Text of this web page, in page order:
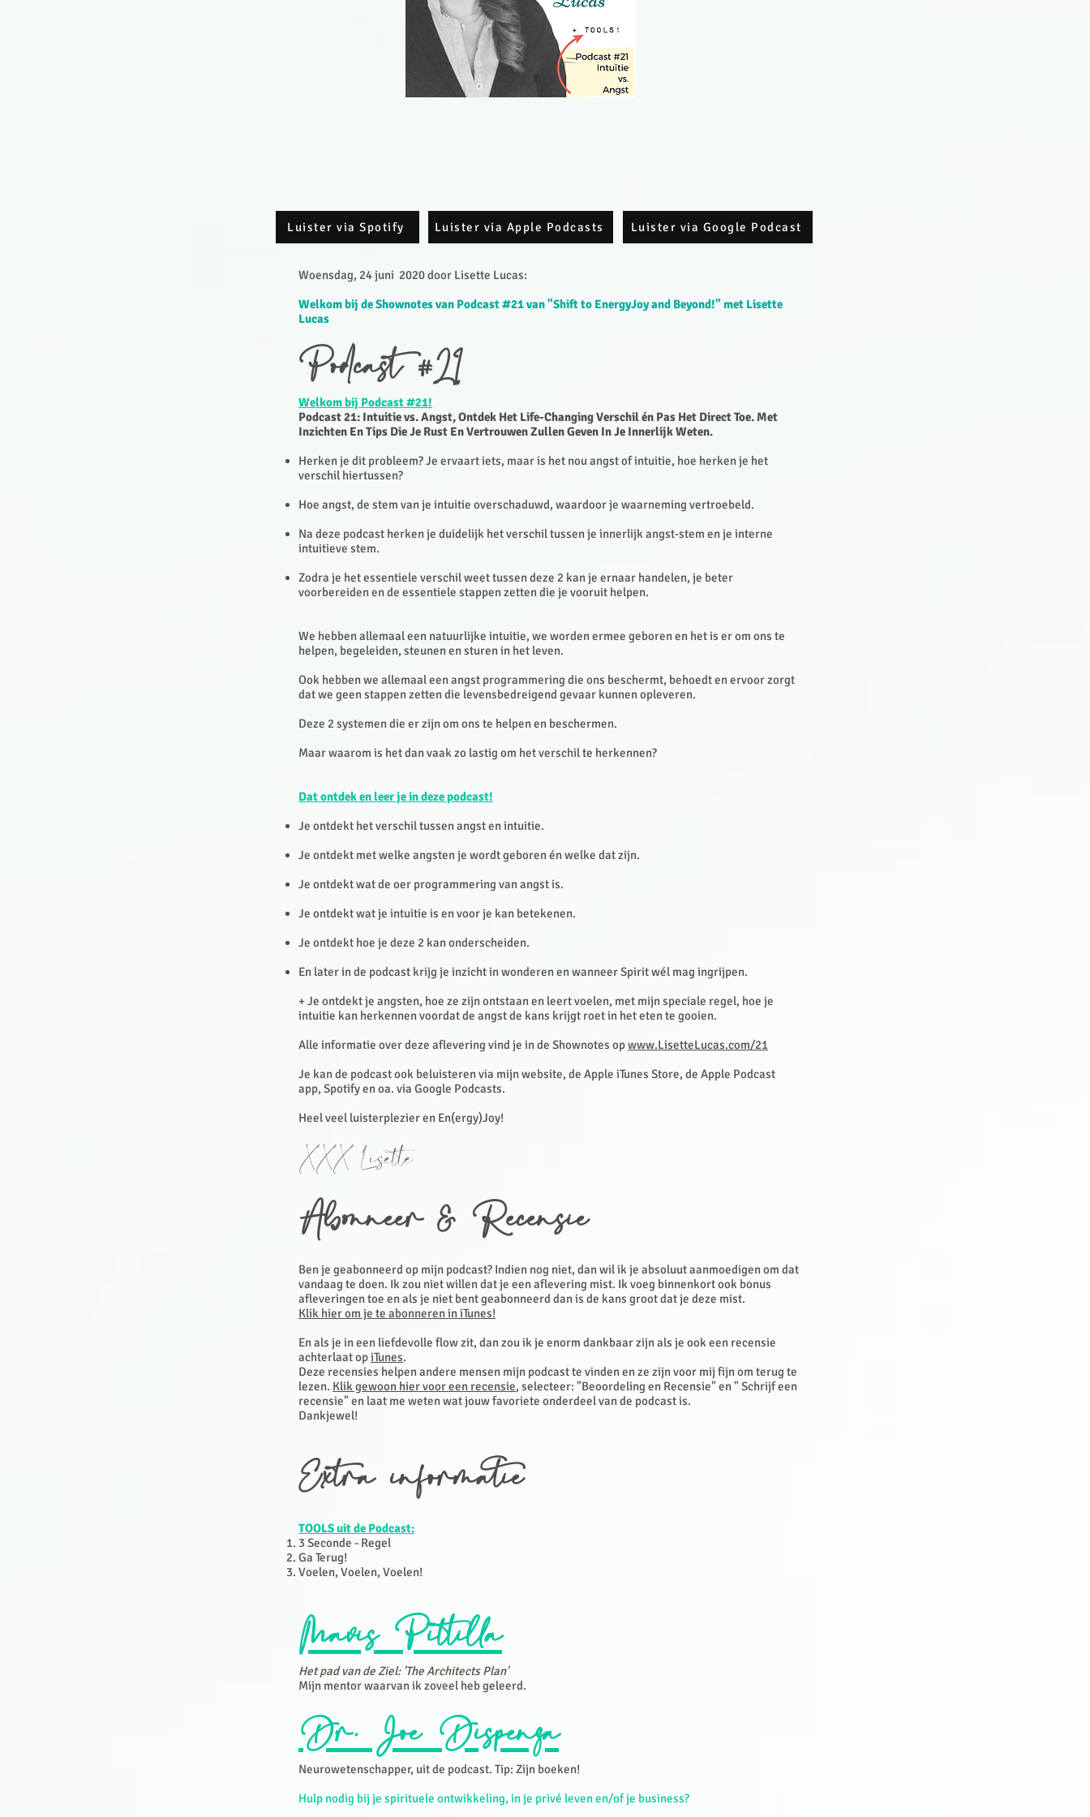
Luister via Spotify Luister via Apple Podcasts Luister via Google Podcast
Woensdag, 24 juni 2020 door Lisette Lucas:
Welkom bij de Shownotes van Podcast #21 van "Shift to EnergyJoy and Beyond!" met Lisette
Lucas
Podcast #21
Welkom bij Podcast #21!
Podcast 21: Intuitie vs. Angst, Ontdek Het Life-Changing Verschil én Pas Het Direct Toe. Met
Inzichten En Tips Die Je Rust En Vertrouwen Zullen Geven In Je Innerlijk Weten.
Herken je dit probleem? Je ervaart iets, maar is het nou angst of intuitie, hoe herken je het
verschil hiertussen?
Hoe angst, de stem van je intuitie overschaduwd, waardoor je waarneming vertroebeld.
Na deze podcast herken je duidelijk het verschil tussen je innerlijk angst-stem en je interne
intuitieve stem.
Zodra je het essentiele verschil weet tussen deze 2 kan je ernaar handelen, je beter
voorbereiden en de essentiele stappen zetten die je vooruit helpen.
We hebben allemaal een natuurlijke intuitie, we worden ermee geboren en het is er om ons te
helpen, begeleiden, steunen en sturen in het leven.
Ook hebben we allemaal een angst programmering die ons beschermt, behoedt en ervoor zorgt
dat we geen stappen zetten die levensbedreigend gevaar kunnen opleveren.
Deze 2 systemen die er zijn om ons te helpen en beschermen.
Maar waarom is het dan vaak zo lastig om het verschil te herkennen?
Dat ontdek en leer je in deze podcast!
Je ontdekt het verschil tussen angst en intuitie.
Je ontdekt met welke angsten je wordt geboren én welke dat zijn.
Je ontdekt wat de oer programmering van angst is.
Je ontdekt wat je intuitie is en voor je kan betekenen.
Je ontdekt hoe je deze 2 kan onderscheiden.
En later in de podcast krijg je inzicht in wonderen en wanneer Spirit wél mag ingrijpen.
+ Je ontdekt je angsten, hoe ze zijn ontstaan en leert voelen, met mijn speciale regel, hoe je
intuitie kan herkennen voordat de angst de kans krijgt roet in het eten te gooien.
Alle informatie over deze aflevering vind je in de Shownotes opwww.LisetteLucas.com/21
Je kan de podcast ook beluisteren via mijn website, de Apple iTunes Store, de Apple Podcast
app, Spotify en oa. via Google Podcasts.
Heel veel luisterplezier en En(ergy)Joy!
XXX Lisette
Abonneer & Recensie
Ben je geabonneerd op mijn podcast? Indien nog niet, dan wil ik je absoluut aanmoedigen om dat
vandaag te doen. Ik zou niet willen dat je een aflevering mist. Ik voeg binnenkort ook bonus
afleveringen toe en als je niet bent geabonneerd dan is de kans groot dat je deze mist.
Klik hier om je te abonneren in iTunes!
En als je in een liefdevolle flow zit, dan zou ik je enorm dankbaar zijn als je ook een recensie
achterlaat opiTunes.
Deze recensies helpen andere mensen mijn podcast te vinden en ze zijn voor mij fijn om terug te
lezen. Klik gewoon hier voor een recensie, selecteer: "Beoordeling en Recensie" en " Schrijf een
recensie" en laat me weten wat jouw favoriete onderdeel van de podcast is.
Dankjewel!
Extra informatie
TOOLS uit de Podcast:
3 Seconde - Regel
Ga Terug!
Voelen, Voelen, Voelen!
Mavis Pittilla
Het pad van de Ziel: 'The Architects Plan'
Mijn mentor waarvan ik zoveel heb geleerd.
Dr. Joe Dispenza
Neurowetenschapper, uit de podcast. Tip: Zijn boeken!
Hulp nodig bij je spirituele ontwikkeling, in je privé leven en/of je business?